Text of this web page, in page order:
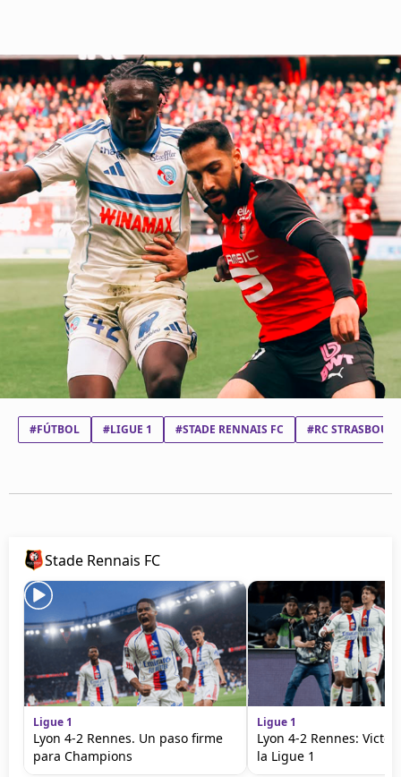
#FÚTBOL #LIGUE 1 #STADE RENNAIS FC #RC
Stade Rennais FC
Ligue 1
Lyon 4-2 Rennes. Un paso firme
para Champions
Ligue 1
Lyon 4-2 Rennes:
la Ligue 1